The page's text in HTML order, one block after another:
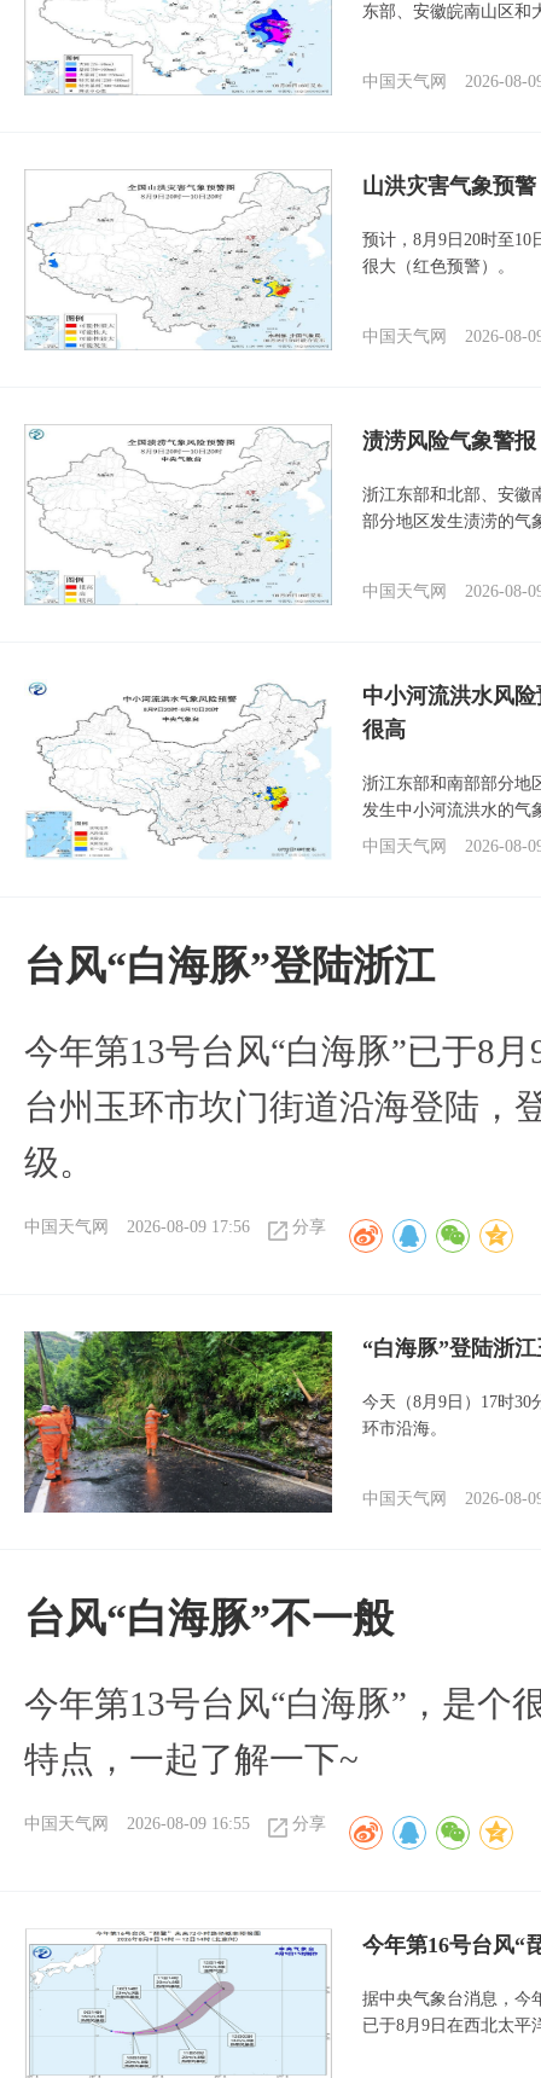
东部、安徽皖南山区和
中国天气网 2026-08-
山洪灾害气象预
预计，8月9日20时至
很大（红色预警）。
中国天气网 2026-08-
渍涝风险气象警
浙江东部和北部、安徽
部分地区发生渍涝的气
中国天气网 2026-08-
中小河流洪水风
很高
浙江东部和南部部分地
发生中小河流洪水的气
中国天气网
2026-08-
台风“白海豚”登陆浙江
今年第13号台风“白海豚”已于8
台州玉环市坎门街道沿海登陆，
级。
中国天气网 2026-08-09 17:56 分享
“白海豚”登陆浙
今天（8月9日）17时30
环市沿海。
中国天气网 2026-08-
台风“白海豚”不一般
今年第13号台风“白海豚”，是个
特点，一起了解一下~
中国天气网 2026-08-09 16:55 分享
今年第16号台风“
据中央气象台消息，今
已于8月9日在西北太平